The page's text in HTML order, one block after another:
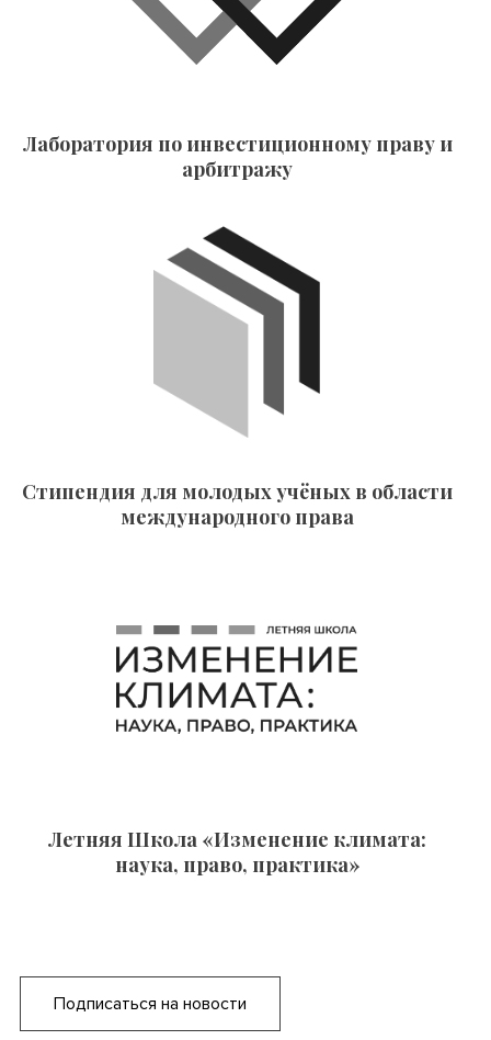
Лаборатория по инвестиционному праву и
арбитражу
Стипендия для молодых учёных в области
международного права
Летняя Школа «Изменение климата:
наука, право, практика»
Подписаться на новости